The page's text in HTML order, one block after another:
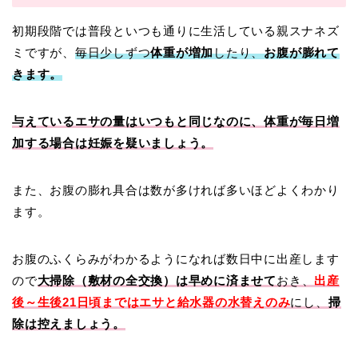
初期段階では普段といつも通りに生活している親スナネズ
ミですが、 毎日少しずつ体重が増加したり、お腹が膨れて
きます。
与えているエサの量はいつもと同じなのに、体重が毎日増
加する場合は妊娠を疑いましょう。
また、お腹の膨れ具合は数が多ければ多いほどよくわかり
ます。
お腹のふくらみがわかるようになれば数日中に出産します
ので大掃除（敷材の全交換）は早めに済ませておき、 出産
後～生後21日頃まではエサと給水器の水替えのみにし、 掃
除は控えましょう。